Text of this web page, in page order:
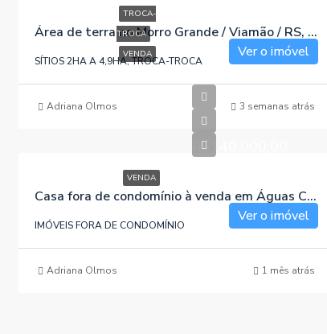
TROCA-
TROCA
VENDA
Área de terra no Morro Grande / Viamão / RS, referência 1296
SÍTIOS 2HA A 4,9HA, TROCA-TROCA
Ver o imóvel
Adriana Olmos 3 semanas atrás
VENDA
R$140.000,00
Casa fora de condomínio à venda em Águas Claras/Viamão/RS , referência 078
IMÓVEIS FORA DE CONDOMÍNIO
Ver o imóvel
Adriana Olmos 1 mês atrás